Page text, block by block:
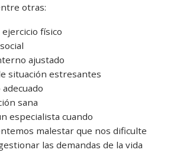
otras:
físico
ajustado
situación estresantes
sana
especialista cuando
malestar que nos dificulte
las demandas de la vida